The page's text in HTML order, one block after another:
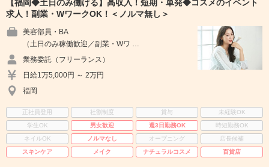
【福岡◆土日のみ働ける】高収入！短期・単発◆コスメのイベント
求人！副業・WワークOK！＜ノルマ無し＞
美容部員・BA
（土日のみ稼働歓迎／副業・Wワ …
業務委託（フリーランス）
日給1万5,000円 ～ 2万円
福岡
正社員登用 社割制度 賞与
未経験OK
学生OK
男女歓迎 週3日勤務OK
時短勤務OK
ネイルOK
ノルマなし オープニング
店長候補
スキンケア
メイク ナチュラルコスメ 百貨店